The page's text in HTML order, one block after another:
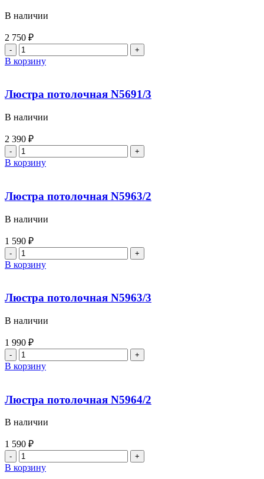
В наличии
2 750 ₽
В корзину
Люстра потолочная N5691/3
В наличии
2 390 ₽
В корзину
Люстра потолочная N5963/2
В наличии
1 590 ₽
В корзину
Люстра потолочная N5963/3
В наличии
1 990 ₽
В корзину
Люстра потолочная N5964/2
В наличии
1 590 ₽
В корзину